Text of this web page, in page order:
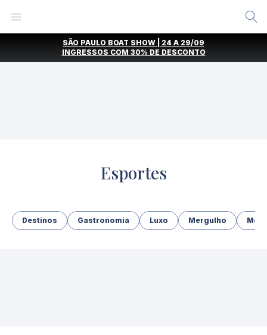
SÃO PAULO BOAT SHOW | 24 A 29/09
INGRESSOS COM 30% DE DESCONTO
Esportes
Destinos Gastronomia Luxo Mergulho